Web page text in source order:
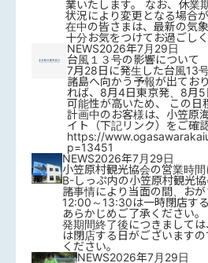
業いたします。 なお、休業
状況により変更となる場合
在中の皆さまは、最新の気
十分お気をつけてお過ごしく
NEWS2026年7月29日
台風１３号の影響について
7月28日に発生した台風13
諸島へ向かう予報が出てお
れば、8月4日東京発、8月
可能性が高いため、 この日
計画中のお客様は、小笠原
イト（下記リンク）をご確
https://
p=13451
NEWS2026年7月29日
小笠原村観光協会の営業時間
B-しっぷ内の小笠原村観光協
諸事情により当面の間、お
12:00～13:30は一時閉店す
あらかじめご了承ください
発期間終了後につきまして
は閉店する日がございます
ください。
NEWS2026年7月29日